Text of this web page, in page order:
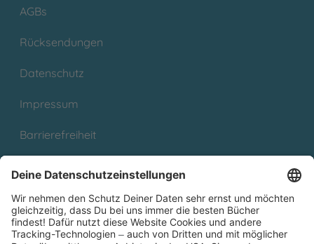
AGBs
Rücksendungen
Datenschutz
Impressum
Barrierefreiheit
Partnerprogramm (Affiliate)